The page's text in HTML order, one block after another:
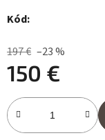
Kód:
197 € –23 %
150 €
Jednotková cena: